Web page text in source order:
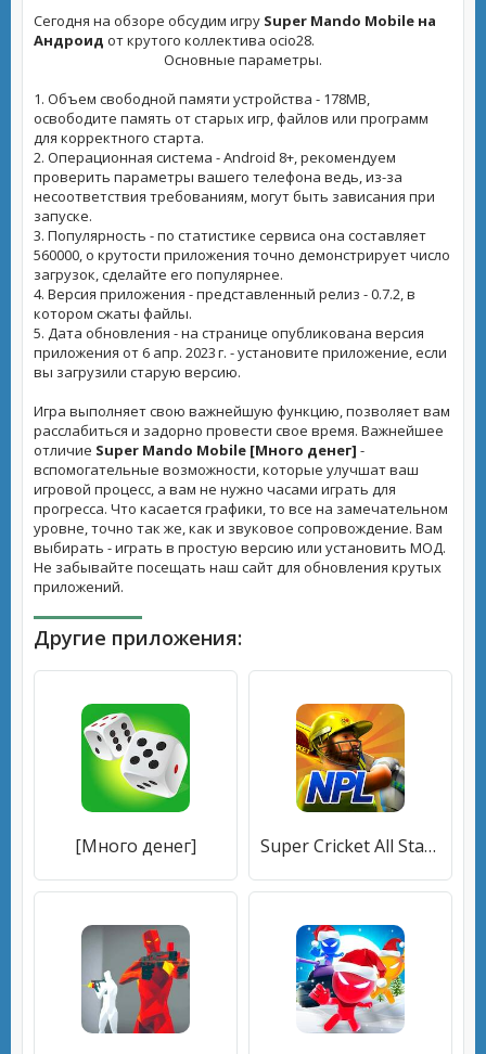
Сегодня на обзоре обсудим игру Super Mando Mobile на
Андроид от крутого коллектива ocio28.
Основные параметры.
1. Объем свободной памяти устройства - 178MB,
освободите память от старых игр, файлов или программ
для корректного старта.
2. Операционная система - Android 8+, рекомендуем
проверить параметры вашего телефона ведь, из-за
несоответствия требованиям, могут быть зависания при
запуске.
3. Популярность - по статистике сервиса она составляет
560000, о крутости приложения точно демонстрирует число
загрузок, сделайте его популярнее.
4. Версия приложения - представленный релиз - 0.7.2, в
котором сжаты файлы.
5. Дата обновления - на странице опубликована версия
приложения от 6 апр. 2023 г. - установите приложение, если
вы загрузили старую версию.
Игра выполняет свою важнейшую функцию, позволяет вам
расслабиться и задорно провести свое время. Важнейшее
отличие Super Mando Mobile [Много денег] -
вспомогательные возможности, которые улучшат ваш
игровой процесс, а вам не нужно часами играть для
прогресса. Что касается графики, то все на замечательном
уровне, точно так же, как и звуковое сопровождение. Вам
выбирать - играть в простую версию или установить МОД.
Не забывайте посещать наш сайт для обновления крутых
приложений.
Другие приложения:
[Много денег] Super Cricket All Stars [Много денег]